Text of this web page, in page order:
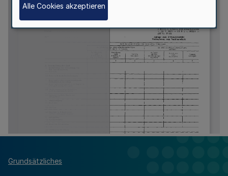
Grundsätzliches
Alle Cookies akzeptieren